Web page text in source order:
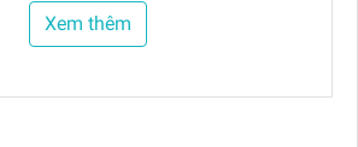
tôi là đại lý cấp 1 , phân phối
Xem thêm